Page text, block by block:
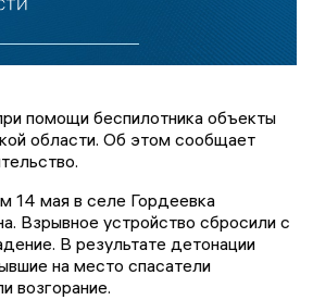
помощи беспилотника объекты
области. Об этом сообщает
14 мая в селе Гордеевка
Взрывное устройство сбросили с
В результате детонации
на место спасатели
возгорание.